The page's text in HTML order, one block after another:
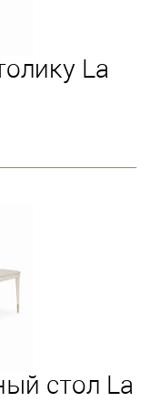
La
стол La